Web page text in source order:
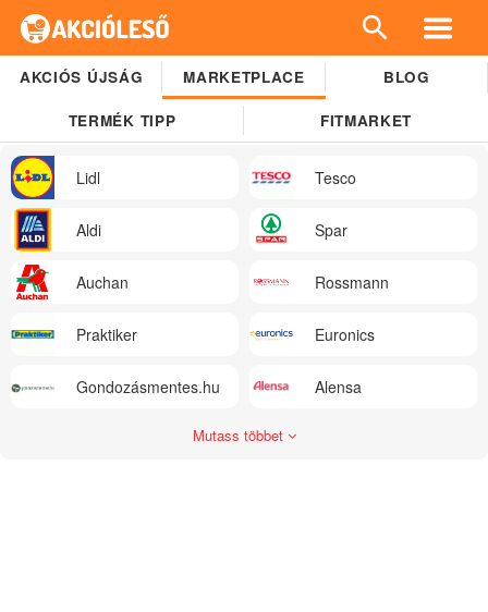
AKCIÓS ÚJSÁG MARKETPLACE BLOG
TERMÉK TIPP FITMARKET
Lidl Tesco
Aldi Spar
Auchan Rossmann
Praktiker Euronics
Gondozásmentes.hu Alensa
Mutass többet